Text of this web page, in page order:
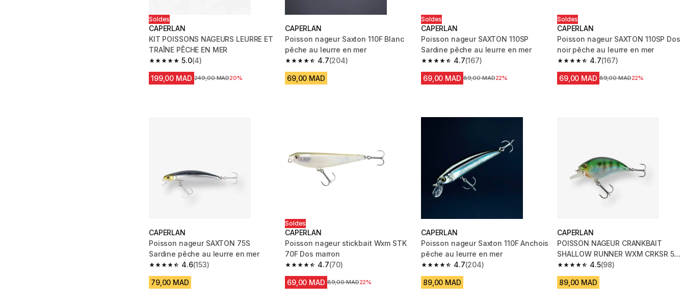
Soldes
CAPERLAN
KIT POISSONS NAGEURS LEURRE ET
TRAÎNE PÊCHE EN MER
5.0
5.0 out of 5 stars from 4 reviews
(4)
199,00 MAD Prix avant la réduction
249,00 MAD20%
CAPERLAN
Poisson nageur Saxton 110F Blanc
pêche au leurre en mer
4.7
4.7 out of 5 stars from 204 reviews
(204)
69,00 MAD
Soldes
CAPERLAN
Poisson nageur SAXTON 110SP
Sardine pêche au leurre en mer
4.7
4.7 out of 5 stars from 167 reviews
(167)
69,00 MAD Prix avant la réduction
89,00 MAD22%
Soldes
CAPERLAN
Poisson nageur SAXTON 110SP Dos
noir pêche au leurre en mer
4.7
4.7 out of 5 stars from 167 reviews
(167)
69,00 MAD Prix avant la réduction
89,00 MAD22%
CAPERLAN
Poisson nageur SAXTON 75S
Sardine pêche au leurre en mer
4.6
4.6 out of 5 stars from 153 reviews
(153)
79,00 MAD
Soldes
CAPERLAN
Poisson nageur stickbait Wxm STK
70F Dos marron
4.7
4.7 out of 5 stars from 70 reviews
(70)
69,00 MAD Prix avant la réduction
89,00 MAD22%
CAPERLAN
Poisson nageur Saxton 110F Anchois
pêche au leurre en mer
4.7
4.7 out of 5 stars from 204 reviews
(204)
89,00 MAD
CAPERLAN
POISSON NAGEUR CRANKBAIT
SHALLOW RUNNER WXM CRKSR 53 F
BLUEGILL 4.5
4.5 out of 5 stars from 98 reviews
(98)
89,00 MAD